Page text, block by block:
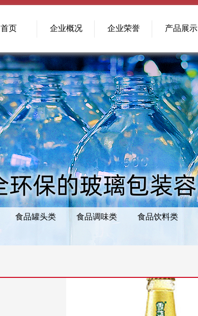
首页 企业概况 企业荣誉 产品展示
食品罐头类 食品调味类 食品饮料类